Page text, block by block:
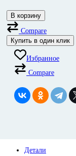
В корзину
Compare
Купить в один клик
Избранное
Compare
Детали